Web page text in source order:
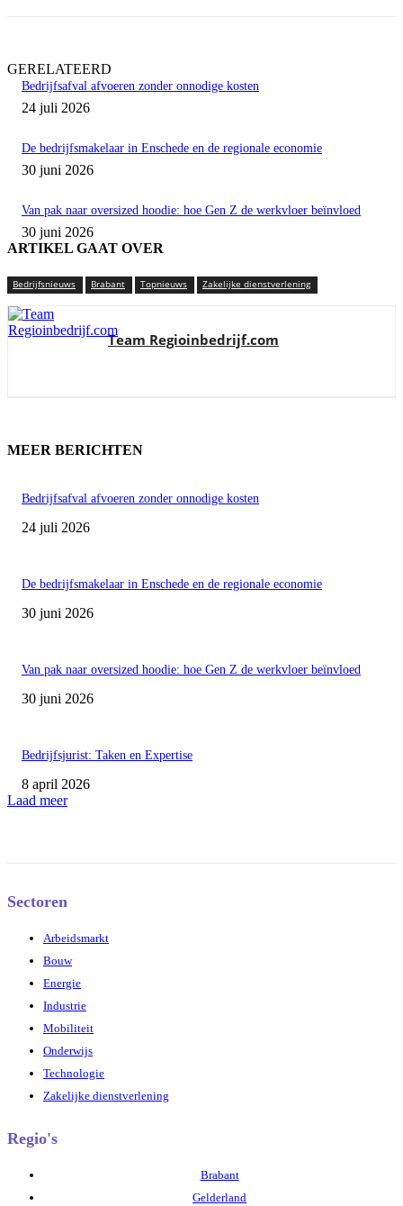
GERELATEERD
Bedrijfsafval afvoeren zonder onnodige kosten
24 juli 2026
De bedrijfsmakelaar in Enschede en de regionale economie
30 juni 2026
Van pak naar oversized hoodie: hoe Gen Z de werkvloer beïnvloed
30 juni 2026
ARTIKEL GAAT OVER
Bedrijfsnieuws Brabant Topnieuws Zakelijke dienstverlening
Team Regioinbedrijf.com
MEER BERICHTEN
Bedrijfsafval afvoeren zonder onnodige kosten
24 juli 2026
De bedrijfsmakelaar in Enschede en de regionale economie
30 juni 2026
Van pak naar oversized hoodie: hoe Gen Z de werkvloer beïnvloed
30 juni 2026
Bedrijfsjurist: Taken en Expertise
8 april 2026
Laad meer
Sectoren
Arbeidsmarkt
Bouw
Energie
Industrie
Mobiliteit
Onderwijs
Technologie
Zakelijke dienstverlening
Regio's
Brabant
Gelderland